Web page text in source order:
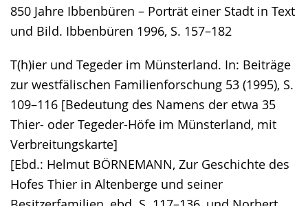
850 Jahre Ibbenbüren – Porträt einer Stadt in Text
und Bild. Ibbenbüren 1996, S. 157–182
T(h)ier und Tegeder im Münsterland. In: Beiträge
zur westfälischen Familienforschung 53 (1995), S.
109–116 [Bedeutung des Namens der etwa 35
Thier- oder Tegeder-Höfe im Münsterland, mit
Verbreitungskarte]
[Ebd.: Helmut BÖRNEMANN, Zur Geschichte des
Hofes Thier in Altenberge und seiner